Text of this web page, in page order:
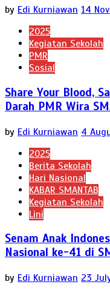
by Edi Kurniawan 14
2025
Kegiatan Sekolah
PMR
Sosial
Share Your Blood,
Darah PMR Wira
by Edi Kurniawan 4
2025
Berita Sekolah
Hari Nasional
KABAR SMANTAB
Kegiatan Sekolah
Lini
Senam Anak
Nasional ke-41 di
by Edi Kurniawan 23